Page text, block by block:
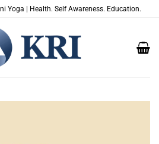
Yoga | Health. Self Awareness. Education.